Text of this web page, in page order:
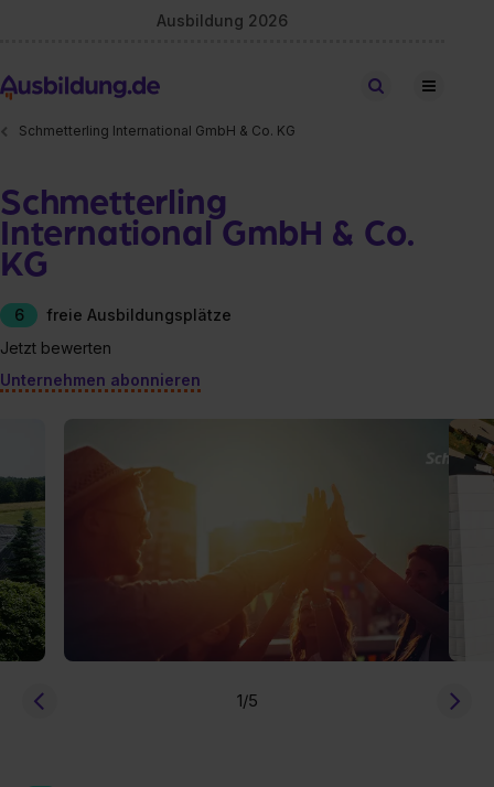
Ausbildung 2026
Stellen finden
Schmetterling International GmbH & Co. KG
Schmetterling
International GmbH & Co.
KG
6
freie Ausbildungsplätze
Jetzt bewerten
Unternehmen abonnieren
1/5